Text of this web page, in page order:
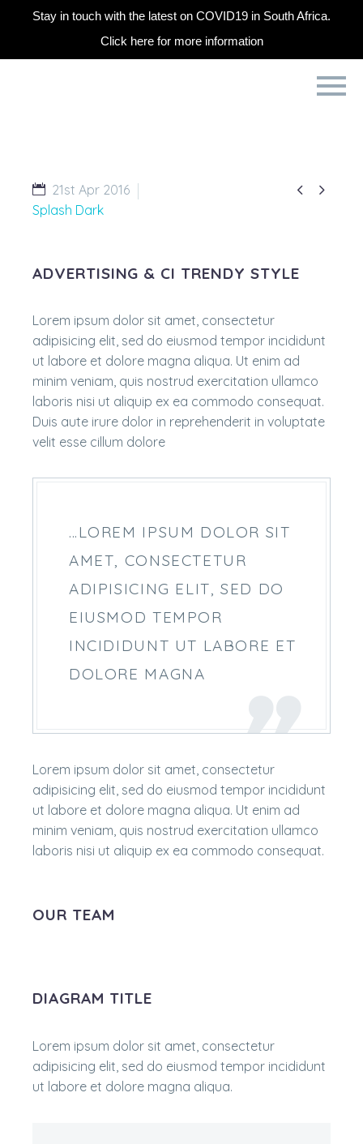
Stay in touch with the latest on COVID19 in South Africa.
Click here for more information
 
21st Apr 2016
Splash Dark
ADVERTISING & CI TRENDY STYLE
Lorem ipsum dolor sit amet, consectetur
adipisicing elit, sed do eiusmod tempor incididunt
ut labore et dolore magna aliqua. Ut enim ad
minim veniam, quis nostrud exercitation ullamco
laboris nisi ut aliquip ex ea commodo consequat.
Duis aute irure dolor in reprehenderit in voluptate
velit esse cillum dolore
…LOREM IPSUM DOLOR SIT
AMET, CONSECTETUR
ADIPISICING ELIT, SED DO
EIUSMOD TEMPOR
INCIDIDUNT UT LABORE ET
DOLORE MAGNA
Lorem ipsum dolor sit amet, consectetur
adipisicing elit, sed do eiusmod tempor incididunt
ut labore et dolore magna aliqua. Ut enim ad
minim veniam, quis nostrud exercitation ullamco
laboris nisi ut aliquip ex ea commodo consequat.
OUR TEAM
DIAGRAM TITLE
Lorem ipsum dolor sit amet, consectetur
adipisicing elit, sed do eiusmod tempor incididunt
ut labore et dolore magna aliqua.